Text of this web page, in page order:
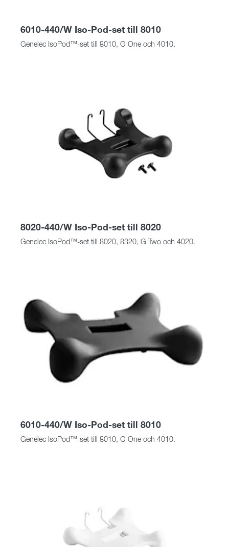
6010-440/W Iso-Pod-set till 8010
Genelec IsoPod™-set till 8010, G One och 4010.
8020-440/W Iso-Pod-set till 8020
Genelec IsoPod™-set till 8020, 8320, G Two och 4020.
6010-440/W Iso-Pod-set till 8010
Genelec IsoPod™-set till 8010, G One och 4010.